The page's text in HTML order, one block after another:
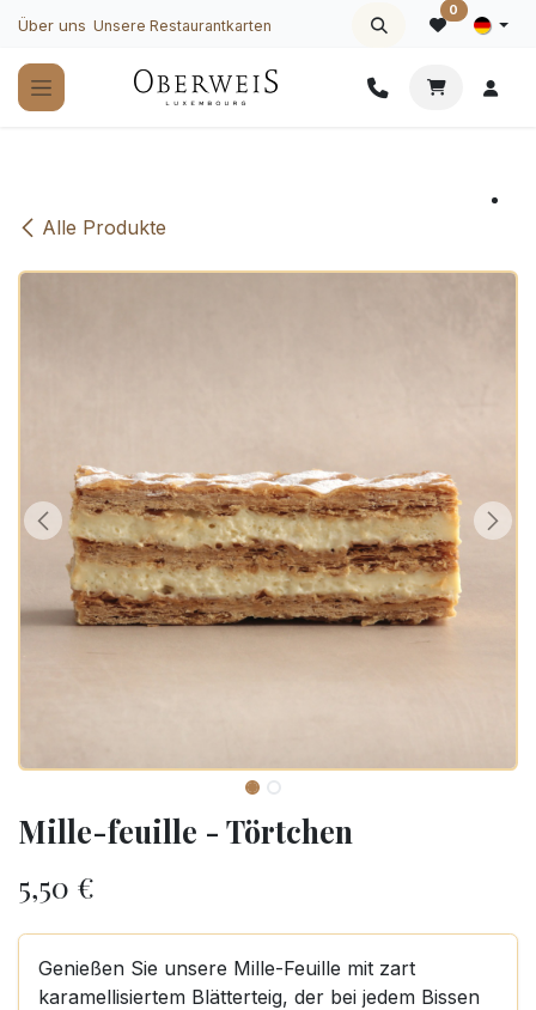
Zum Inhalt springen
Über uns Unsere Restaurantkarten
0
Alle Produkte
Mille-feuille - Törtchen
5,50 €
Genießen Sie unsere Mille-Feuille mit zart
karamellisiertem Blätterteig, der bei jedem Bissen